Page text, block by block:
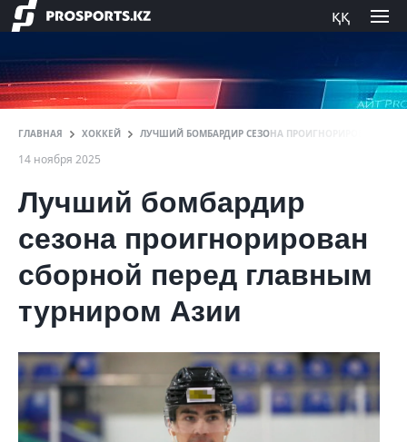
ққ
ГЛАВНАЯ ХОККЕЙ ЛУЧШИЙ БОМБАРДИР СЕЗОНА ПРОИГНОРИРОВАН
14 ноября 2025
Лучший бомбардир
сезона проигнорирован
сборной перед главным
турниром Азии